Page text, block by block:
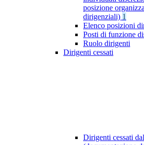
posizione
dirigenziali) 1
Elenco posizioni
Posti di funzione
Ruolo dirigenti
Dirigenti cessati
Dirigenti cessati